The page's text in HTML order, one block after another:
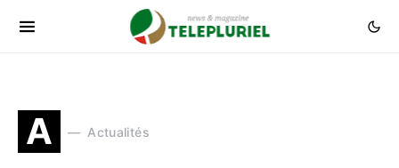
A Actualités